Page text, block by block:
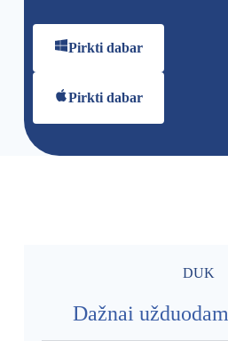
Pirkti dabar
Pirkti dabar
DUK
Dažnai